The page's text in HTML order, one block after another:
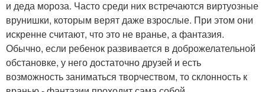
и деда мороза. Часто среди них встречаются виртуозные
врунишки, которым верят даже взрослые. При этом они
искренне считают, что это не вранье, а фантазия.
Обычно, если ребенок развивается в доброжелательной
обстановке, у него достаточно друзей и есть
возможность заниматься творчеством, то склонность к